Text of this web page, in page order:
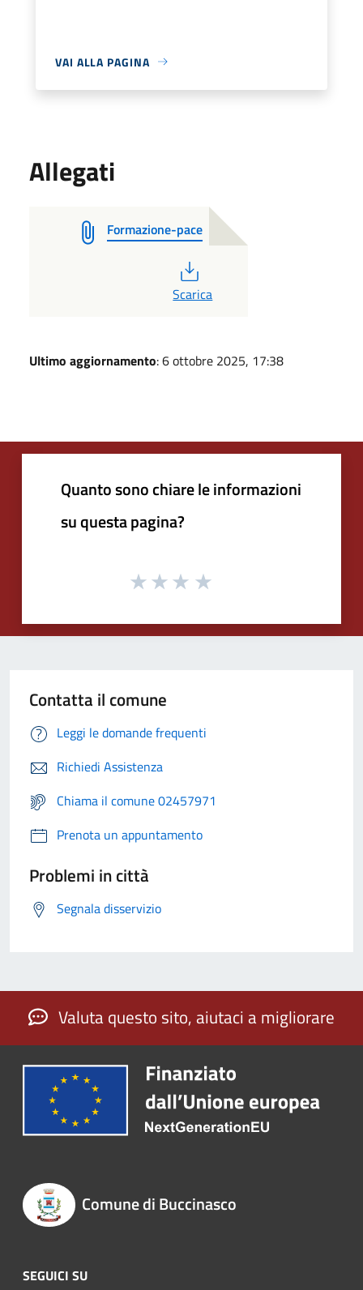
VAI ALLA PAGINA
Allegati
Formazione-pace
Scarica
Ultimo aggiornamento: 6 ottobre 2025, 17:38
Quanto sono chiare le informazioni
su questa pagina?
Contatta il comune
Leggi le domande frequenti
Richiedi Assistenza
Chiama il comune 02457971
Prenota un appuntamento
Problemi in città
Segnala disservizio
Valuta questo sito, aiutaci a migliorare
Comune di Buccinasco
SEGUICI SU